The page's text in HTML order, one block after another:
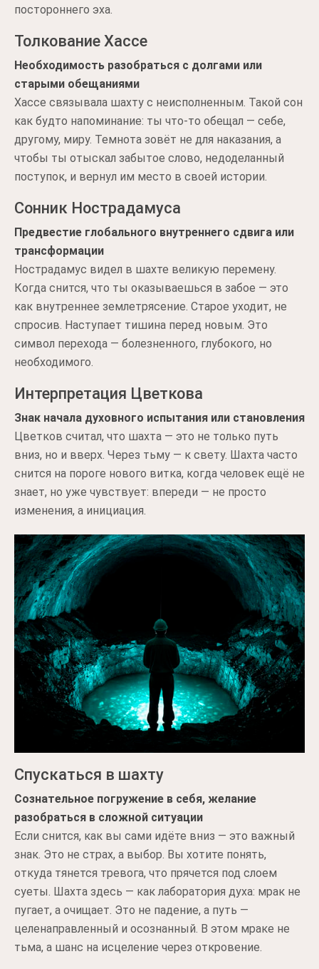
постороннего эха.
Толкование Хассе
Необходимость разобраться с долгами или
старыми обещаниями
Хассе связывала шахту с неисполненным. Такой сон
как будто напоминание: ты что-то обещал — себе,
другому, миру. Темнота зовёт не для наказания, а
чтобы ты отыскал забытое слово, недоделанный
поступок, и вернул им место в своей истории.
Сонник Нострадамуса
Предвестие глобального внутреннего сдвига или
трансформации
Нострадамус видел в шахте великую перемену.
Когда снится, что ты оказываешься в забое — это
как внутреннее землетрясение. Старое уходит, не
спросив. Наступает тишина перед новым. Это
символ перехода — болезненного, глубокого, но
необходимого.
Интерпретация Цветкова
Знак начала духовного испытания или становления
Цветков считал, что шахта — это не только путь
вниз, но и вверх. Через тьму — к свету. Шахта часто
снится на пороге нового витка, когда человек ещё не
знает, но уже чувствует: впереди — не просто
изменения, а инициация.
Спускаться в шахту
Сознательное погружение в себя, желание
разобраться в сложной ситуации
Если снится, как вы сами идёте вниз — это важный
знак. Это не страх, а выбор. Вы хотите понять,
откуда тянется тревога, что прячется под слоем
суеты. Шахта здесь — как лаборатория духа: мрак не
пугает, а очищает. Это не падение, а путь —
целенаправленный и осознанный. В этом мраке не
тьма, а шанс на исцеление через откровение.